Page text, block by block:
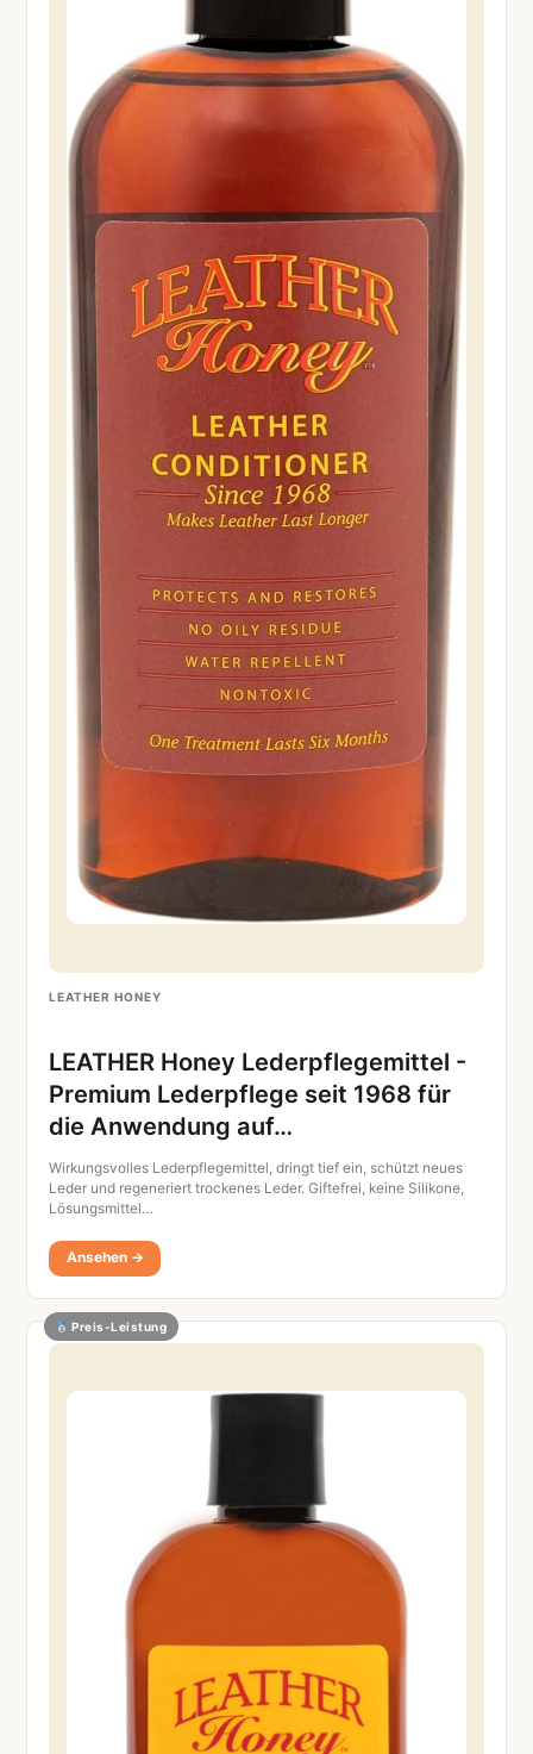
LEATHER HONEY
LEATHER Honey Lederpflegemittel -
Premium Lederpflege seit 1968 für
die Anwendung auf…
Wirkungsvolles Lederpflegemittel, dringt tief ein, schützt neues
Leder und regeneriert trockenes Leder. Giftefrei, keine Silikone,
Lösungsmittel…
Ansehen →
Preis-Leistung